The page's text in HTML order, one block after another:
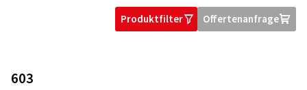
ProduktfilterO OffertenanfrageU
603